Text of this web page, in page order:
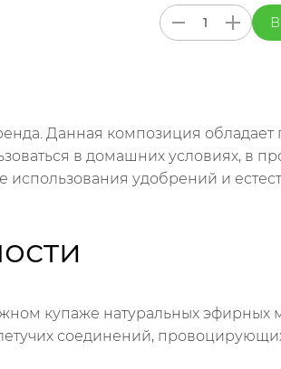
Данная композиция
в домашних условиях, в
использования удобрений и
купаже натуральных эфирных
соединений,